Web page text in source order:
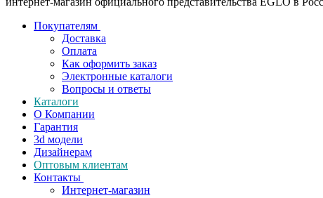
Покупателям
Доставка
Оплата
Как оформить заказ
Электронные каталоги
Вопросы и ответы
Каталоги
О Компании
Гарантия
3d модели
Дизайнерам
Оптовым клиентам
Контакты
Интернет-магазин